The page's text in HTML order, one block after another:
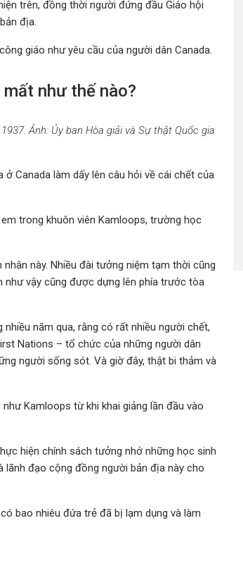
trên, đồng thời người đứng đầu Giáo hội
địa.
giáo như yêu cầu của người dân Canada.
như thế nào?
Ảnh: Ủy ban Hòa giải và Sự thật Quốc gia
Canada làm dấy lên câu hỏi về cái chết của
trong khuôn viên Kamloops, trường học
này. Nhiều đài tưởng niệm tạm thời cũng
như vậy cũng được dựng lên phía trước tòa
năm qua, rằng có rất nhiều người chết,
Nations – tổ chức của những người dân
người sống sót. Và giờ đây, thật bi thảm và
Kamloops từ khi khai giảng lần đầu vào
hiện chính sách tưởng nhớ những học sinh
lãnh đạo cộng đồng người bản địa này cho
bao nhiêu đứa trẻ đã bị lạm dụng và làm